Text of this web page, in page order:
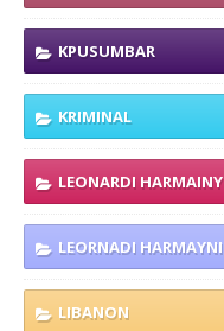
KPUSUMBAR
KRIMINAL
LEONARDI HARMAINY
LEORNADI HARMAYNI
LIBANON